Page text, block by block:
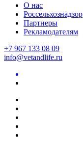
О нас
Россельхознадзор
Партнеры
Рекламодателям
+7 967 133 08 09
info@vetandlife.ru